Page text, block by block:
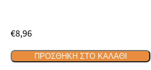
€8,96
ΠΡΟΣΘΉΚΗ ΣΤΟ ΚΑΛΆΘΙ